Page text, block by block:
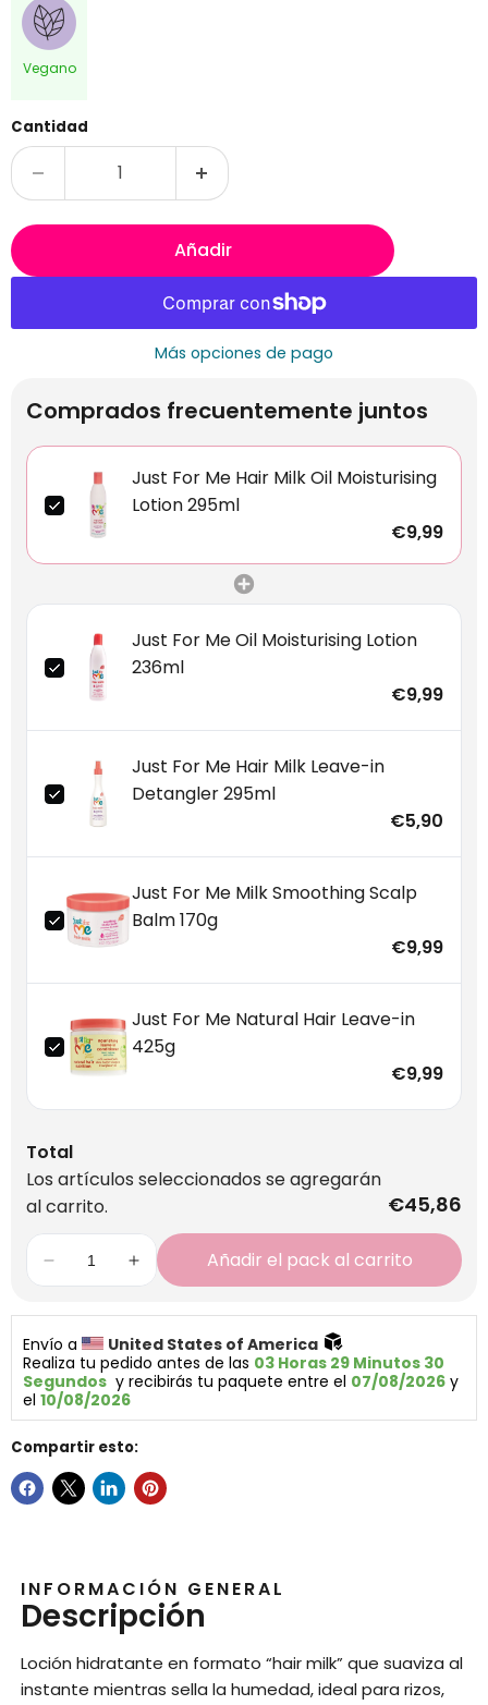
Vegano
Cantidad
Añadir
Más opciones de pago
Comprados frecuentemente juntos
Just For Me Hair Milk Oil Moisturising
Lotion 295ml
€9,99
Just For Me Oil Moisturising Lotion
236ml
€9,99
Just For Me Hair Milk Leave-in
Detangler 295ml
€5,90
Just For Me Milk Smoothing Scalp
Balm 170g
€9,99
Just For Me Natural Hair Leave-in
425g
€9,99
Total
Los artículos seleccionados se agregarán
al carrito.
€45,86
Añadir el pack al carrito
Envío a
United States of America
Realiza tu pedido antes de las 03 Horas 29 Minutos 30
Segundos
  y recibirás tu paquete entre el
07/08/2026 y
el 10/08/2026
Compartir esto:
INFORMACIÓN GENERAL
Descripción
Loción hidratante en formato “hair milk” que suaviza al
instante mientras sella la humedad, ideal para rizos,